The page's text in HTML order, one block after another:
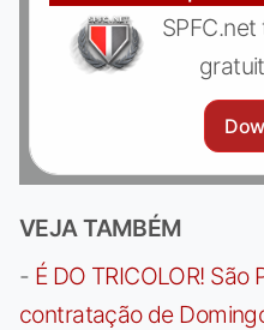
VEJA TAMBÉM
- É DO TRICOLOR! São
contratação de